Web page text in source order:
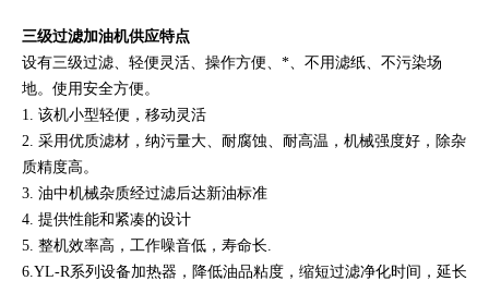
三级过滤加油机供应特点
设有三级过滤、轻便灵活、操作方便、*、不用滤纸、不污染场
地。使用安全方便。
1. 该机小型轻便，移动灵活
2. 采用优质滤材，纳污量大、耐腐蚀、耐高温，机械强度好，除杂
质精度高。
3. 油中机械杂质经过滤后达新油标准
4. 提供性能和紧凑的设计
5. 整机效率高，工作噪音低，寿命长.
6.YL-R系列设备加热器，降低油品粘度，缩短过滤净化时间，延长